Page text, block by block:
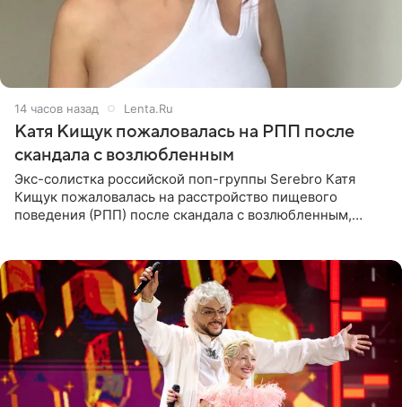
14 часов назад Lenta.Ru
Катя Кищук пожаловалась на РПП после
скандала с возлюбленным
Экс-солистка российской поп-группы Serebro Катя
Кищук пожаловалась на расстройство пищевого
поведения (РПП) после скандала с возлюбленным,